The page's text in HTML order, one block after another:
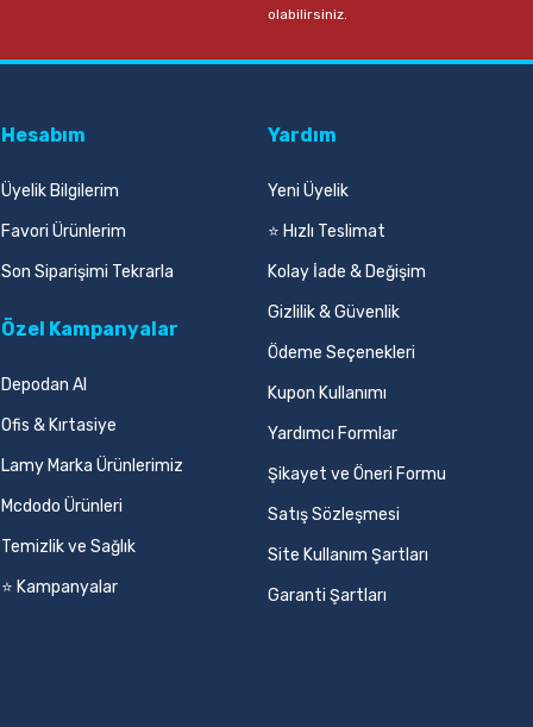
olabilirsiniz.
Hesabım
Üyelik Bilgilerim
Favori Ürünlerim
Son Siparişimi Tekrarla
Özel Kampanyalar
Depodan Al
Ofis & Kırtasiye
Lamy Marka Ürünlerimiz
Mcdodo Ürünleri
Temizlik ve Sağlık
⭐ Kampanyalar
Yardım
Yeni Üyelik
⭐ Hızlı Teslimat
Kolay İade & Değişim
Gizlilik & Güvenlik
Ödeme Seçenekleri
Kupon Kullanımı
Yardımcı Formlar
Şikayet ve Öneri Formu
Satış Sözleşmesi
Site Kullanım Şartları
Garanti Şartları